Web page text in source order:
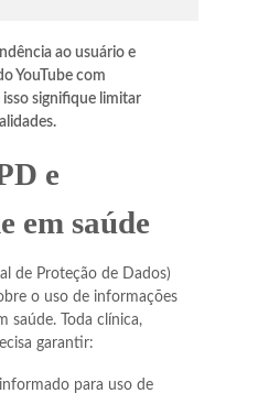
ao usuário e
YouTube com
signifique limitar
e
em saúde
de Proteção de Dados)
o uso de informações
saúde. Toda clínica,
garantir:
para uso de